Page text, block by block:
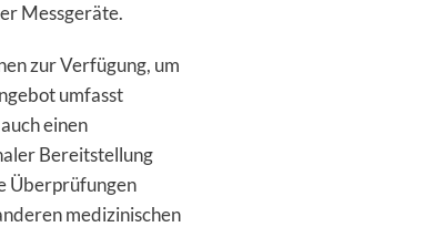
Messgeräte.
zur Verfügung, um
umfasst
einen
Bereitstellung
Überprüfungen
medizinischen